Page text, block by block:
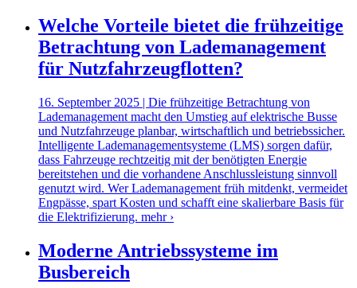
Welche Vorteile bietet die frühzeitige
Betrachtung von Lademanagement
für Nutzfahrzeugflotten?
16. September 2025 | Die frühzeitige Betrachtung von
Lademanagement macht den Umstieg auf elektrische Busse
und Nutzfahrzeuge planbar, wirtschaftlich und betriebssicher.
Intelligente Lademanagementsysteme (LMS) sorgen dafür,
dass Fahrzeuge rechtzeitig mit der benötigten Energie
bereitstehen und die vorhandene Anschlussleistung sinnvoll
genutzt wird. Wer Lademanagement früh mitdenkt, vermeidet
Engpässe, spart Kosten und schafft eine skalierbare Basis für
die Elektrifizierung. mehr ›
Moderne Antriebssysteme im
Busbereich